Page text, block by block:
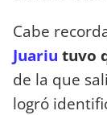
Cabe
Juariu tuvo
de la que
logró